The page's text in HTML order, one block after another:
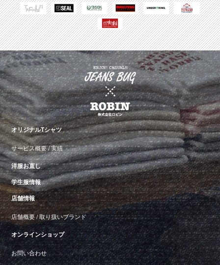
オリジナルTシャツ
サービス概要/実績
洋服お直し
学生服情報
店舗情報
店舗概要/取り扱いブランド
オンラインショップ
お問い合わせ